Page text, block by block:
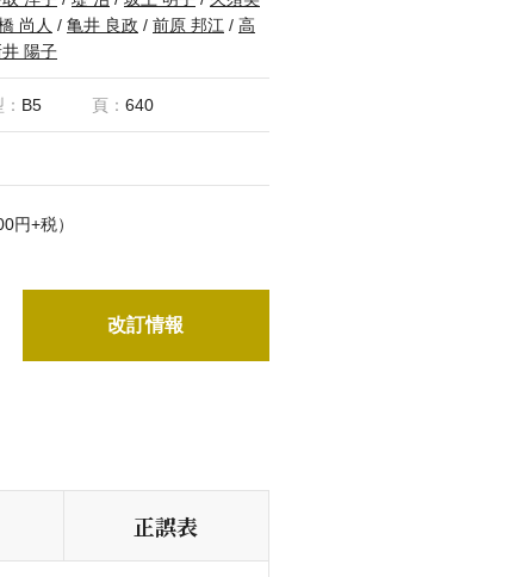
スクなケースについて扱う構成に
児の身体的、心理・社会的特徴
社会的変化に対する看護を記述
や疾患の定義などについても記
に掲載しています。
に加え、多胎児をもつ母親への
の看護など、母性看護における
尚人 / 亀井 良政 / 前原 邦江 / 高
井 陽子
B5 頁： 640
円+税）
改訂情報
正誤表